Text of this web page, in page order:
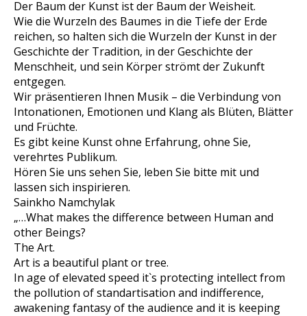
Der Baum der Kunst ist der Baum der Weisheit.
Wie die Wurzeln des Baumes in die Tiefe der Erde
reichen, so halten sich die Wurzeln der Kunst in der
Geschichte der Tradition, in der Geschichte der
Menschheit, und sein Körper strömt der Zukunft
entgegen.
Wir präsentieren Ihnen Musik – die Verbindung von
Intonationen, Emotionen und Klang als Blüten, Blätter
und Früchte.
Es gibt keine Kunst ohne Erfahrung, ohne Sie,
verehrtes Publikum.
Hören Sie uns sehen Sie, leben Sie bitte mit und
lassen sich inspirieren.
Sainkho Namchylak
„…What makes the difference between Human and
other Beings?
The Art.
Art is a beautiful plant or tree.
In age of elevated speed it`s protecting intellect from
the pollution of standartisation and indifference,
awakening fantasy of the audience and it is keeping